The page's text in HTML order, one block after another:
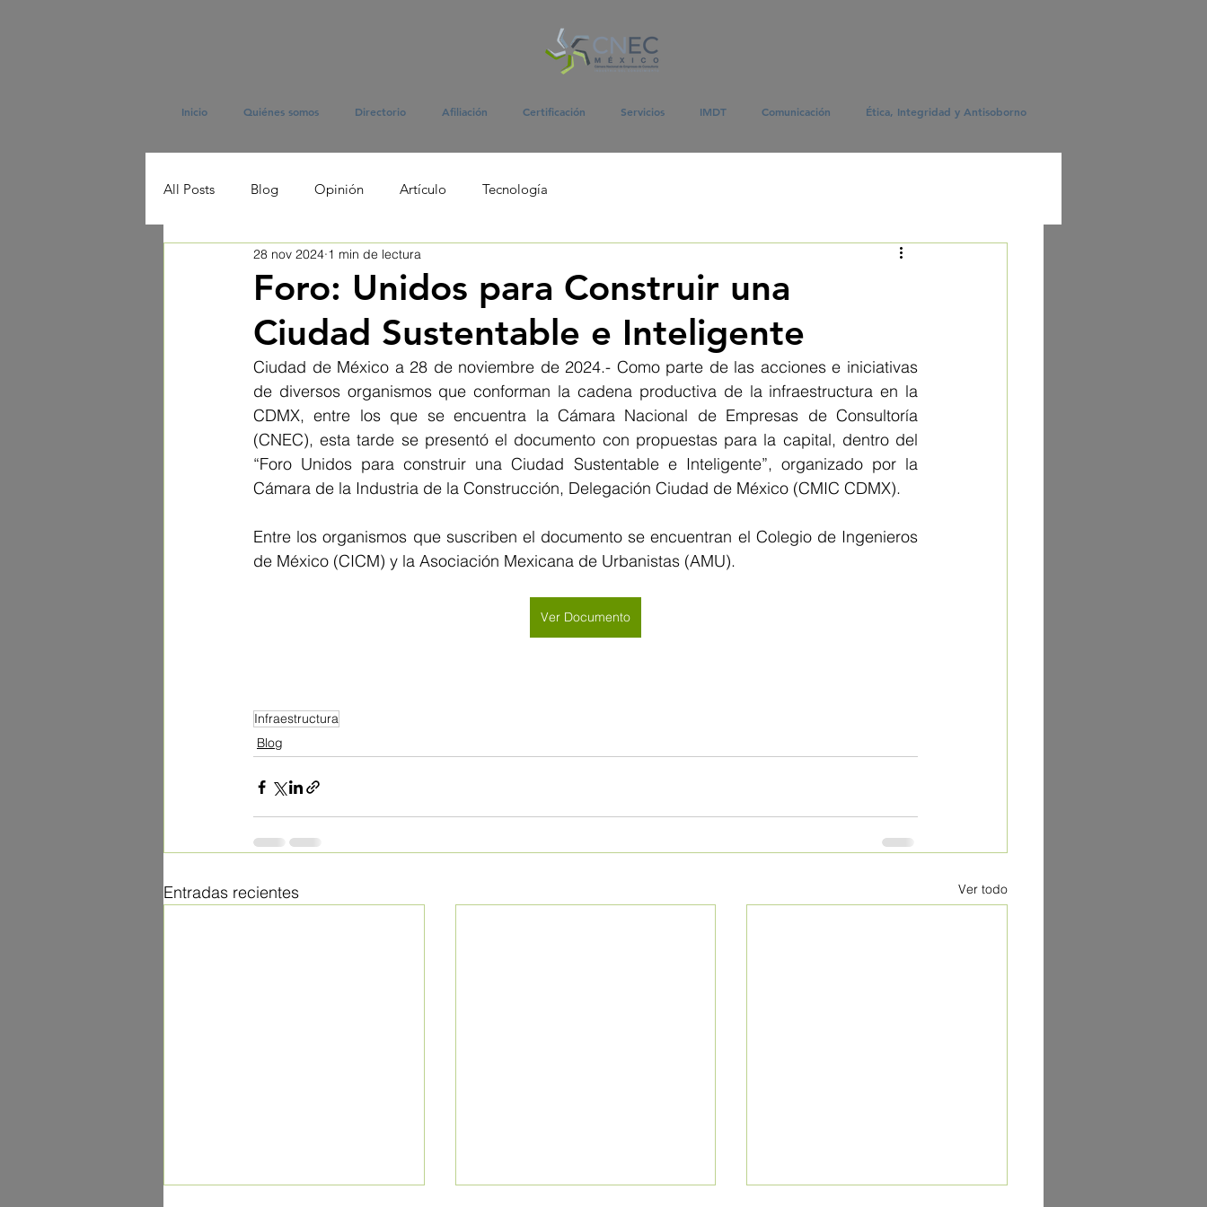
Inicio Quiénes somos Directorio Afiliación Certificación Servicios IMDT Comunicación Ética, Integridad y Antisoborno
All Posts Blog Opinión Artículo Tecnología
Foro: Unidos para Construir una
Ciudad Sustentable e Inteligente
28 nov 2024 1 min de lectura
Ciudad de México a 28 de noviembre de 2024.- Como parte de las acciones e iniciativas
de diversos organismos que conforman la cadena productiva de la infraestructura en la
CDMX, entre los que se encuentra la Cámara Nacional de Empresas de Consultoría
(CNEC), esta tarde se presentó el documento con propuestas para la capital, dentro del
“Foro Unidos para construir una Ciudad Sustentable e Inteligente”, organizado por la
Cámara de la Industria de la Construcción, Delegación Ciudad de México (CMIC CDMX).
Entre los organismos que suscriben el documento se encuentran el Colegio de Ingenieros
de México (CICM) y la Asociación Mexicana de Urbanistas (AMU).
Ver Documento
Infraestructura
Blog
Entradas recientes Ver todo